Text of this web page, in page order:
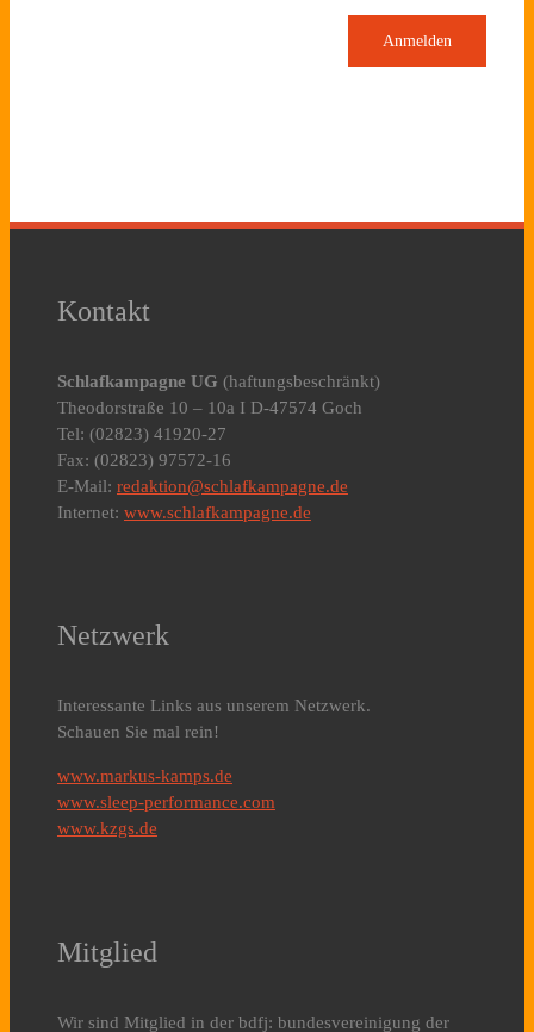
Anmelden
Kontakt
Schlafkampagne UG (haftungsbeschränkt)
Theodorstraße 10 – 10a I D-47574 Goch
Tel: (02823) 41920-27
Fax: (02823) 97572-16
E-Mail: redaktion@schlafkampagne.de
Internet: www.schlafkampagne.de
Netzwerk
Interessante Links aus unserem Netzwerk.
Schauen Sie mal rein!
www.markus-kamps.de
www.sleep-performance.com
www.kzgs.de
Mitglied
Wir sind Mitglied in der bdfj: bundesvereinigung der